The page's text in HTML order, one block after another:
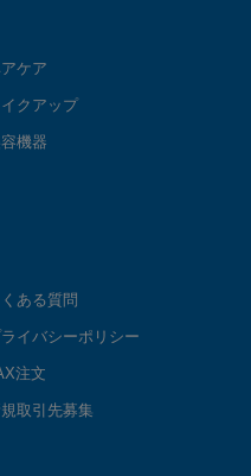
ケア
イクアップ
機器
ある質問
イバシーポリシー
注文
取引先募集